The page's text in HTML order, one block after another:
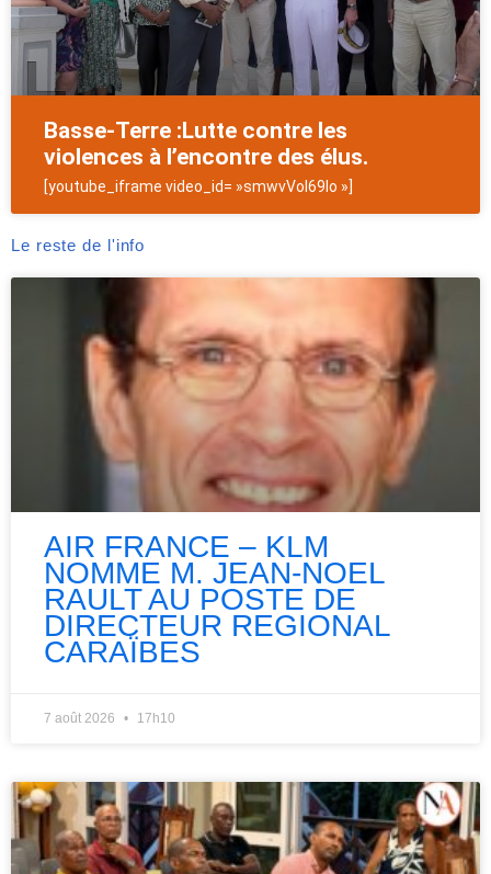
Basse-Terre :Lutte contre les
violences à l’encontre des élus.
[youtube_iframe video_id= »smwvVoI69Io »]
Le reste de l'info
AIR FRANCE – KLM
NOMME M. JEAN-NOEL
RAULT AU POSTE DE
DIRECTEUR REGIONAL
CARAÏBES
7 août 2026 17h10